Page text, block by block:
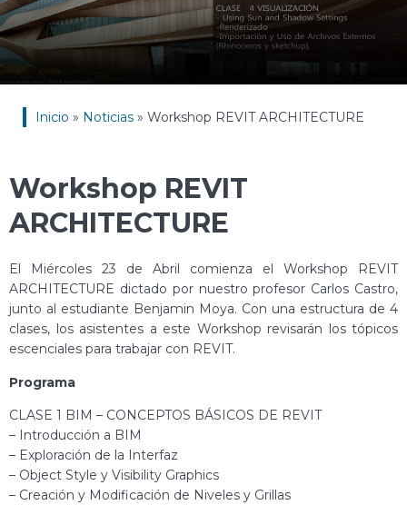
Inicio » Noticias » Workshop REVIT ARCHITECTURE
Workshop REVIT
ARCHITECTURE
El Miércoles 23 de Abril comienza el Workshop REVIT
ARCHITECTURE dictado por nuestro profesor Carlos Castro,
junto al estudiante Benjamin Moya. Con una estructura de 4
clases, los asistentes a este Workshop revisarán los tópicos
escenciales para trabajar con REVIT.
Programa
CLASE 1 BIM – CONCEPTOS BÁSICOS DE REVIT
– Introducción a BIM
– Exploración de la Interfaz
– Object Style y Visibility Graphics
– Creación y Modificación de Niveles y Grillas